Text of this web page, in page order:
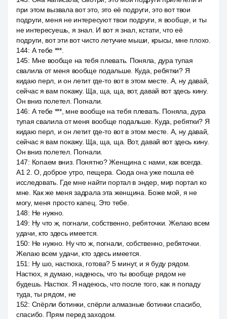
при этом вызвала вот это, это её подруги, это вот твои
подруги, меня не интересуют твои подруги, я вообще, и ты
не интересуешь, я знал. И вот я знал, кстати, что её
подруги, вот эти вот чисто летучие мыши, крысы, мне плохо.
144: А тебе ***.
145: Мне вообще на тебя плевать. Поняла, дура тупая
свалила от меня вообще подальше. Куда, ребятки? Я
кидаю перл, и он летит где-то вот в этом месте. А, ну давай,
сейчас я вам покажу. Ща, ща, ща, вот, давай вот здесь кину.
Он вниз полетел. Погнали.
146: А тебе ***, мне вообще на тебя плевать. Поняла, дура
тупая свалила от меня вообще подальше. Куда, ребятки? Я
кидаю перл, и он летит где-то вот в этом месте. А, ну давай,
сейчас я вам покажу. Ща, ща, ща. Вот, давай вот здесь кину.
Он вниз полетел. Погнали.
147: Копаем вниз. Понятно? Женщина с нами, как всегда.
A1 2. О, доброе утро, пещера. Сюда она уже пошла её
исследовать. Где мне найти портал в эндер, мир портал ко
мне. Как же меня задрала эта женщина. Боже мой, я не
могу, меня просто капец. Это тебе.
148: Не нужно.
149: Ну что ж, погнали, собственно, ребяточки. Желаю всем
удачи, кто здесь имеется.
150: Не нужно. Ну что ж, погнали, собственно, ребяточки.
Желаю всем удачи, кто здесь имеется.
151 : Ну шо, настюха, готова? 5 минут, и я буду рядом.
Настюх, я думаю, надеюсь, что ты вообще рядом не
будешь. Настюх. Я надеюсь, что после того, как я попаду
туда, ты рядом, не
152: Спёрли ботинки, спёрли алмазные ботинки спасибо,
спасибо. Прям перед заходом.